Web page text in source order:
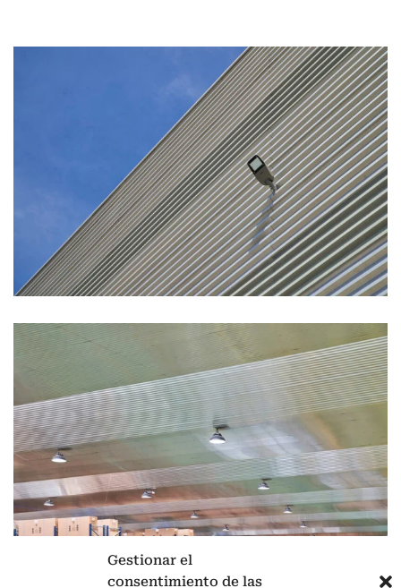
Gestionar el
consentimiento de las